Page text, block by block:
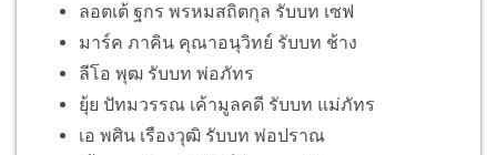
ลอตเต้ ฐกร พรหมสถิตกุล รับบท เซฟ
มาร์ค ภาคิน คุณาอนุวิทย์ รับบท ช้าง
ลีโอ พุฒ รับบท พ่อภัทร
ยุ้ย ปัทมวรรณ เค้ามูลคดี รับบท แม่ภัทร
เอ พศิน เรืองวุฒิ รับบท พ่อปราณ